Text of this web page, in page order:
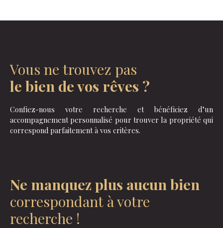
Vous ne trouvez pas
le bien de vos rêves ?
Confiez-nous votre recherche et bénéficiez d’un
accompagnement personnalisé pour trouver la propriété qui
correspond parfaitement à vos critères.
Ne manquez plus aucun bien
correspondant à votre
recherche !